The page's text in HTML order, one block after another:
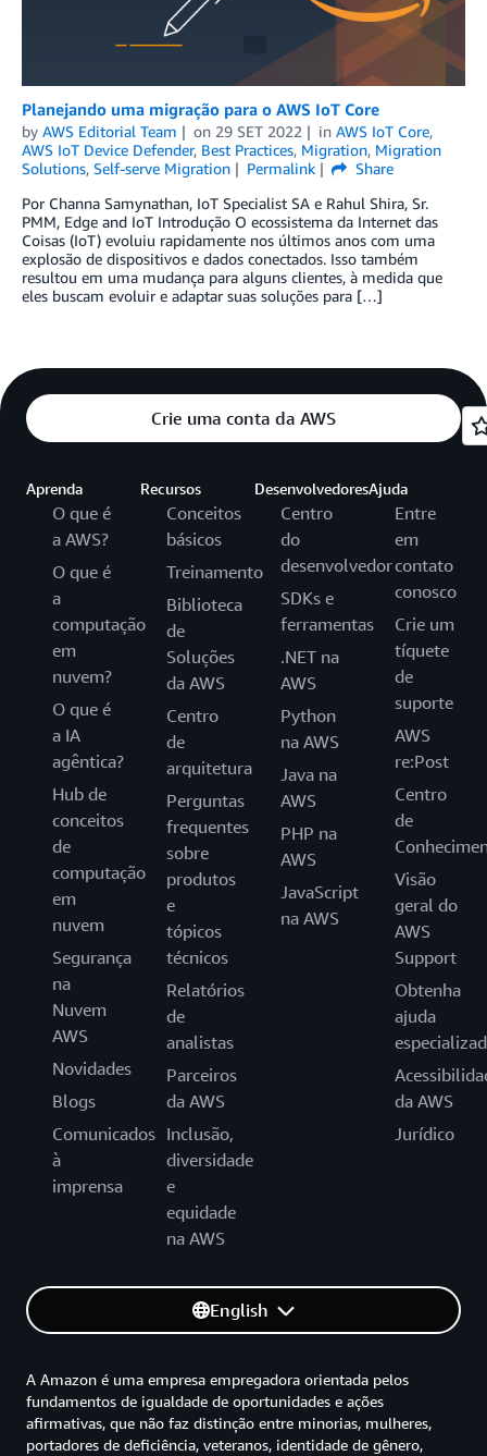
Planejando uma migração para o AWS IoT Core
by AWS Editorial Team on 29 SET 2022 in AWS IoT Core,
AWS IoT Device Defender, Best Practices, Migration, Migration
Solutions, Self-serve Migration Permalink
Share
Por Channa Samynathan, IoT Specialist SA e Rahul Shira, Sr.
PMM, Edge and IoT Introdução O ecossistema da Internet das
Coisas (IoT) evoluiu rapidamente nos últimos anos com uma
explosão de dispositivos e dados conectados. Isso também
resultou em uma mudança para alguns clientes, à medida que
eles buscam evoluir e adaptar suas soluções para […]
Crie uma conta da AWS
Aprenda
O que é
a AWS?
O que é
a
computação
em
nuvem?
O que é
a IA
agêntica?
Hub de
conceitos
de
computação
em
nuvem
Segurança
na
Nuvem
AWS
Novidades
Blogs
Comunicados
à
imprensa
Recursos
Conceitos
básicos
Treinamento
Biblioteca
de
Soluções
da AWS
Centro
de
arquitetura
Perguntas
frequentes
sobre
produtos
e
tópicos
técnicos
Relatórios
de
analistas
Parceiros
da AWS
Inclusão,
diversidade
e
equidade
na AWS
Desenvolvedores
Centro
do
desenvolvedor
SDKs e
ferramentas
.NET na
AWS
Python
na AWS
Java na
AWS
PHP na
AWS
JavaScript
na AWS
Ajuda
Entre
em
contato
conosco
Crie um
tíquete
de
suporte
AWS
re:Post
Centro
de
Visão
geral do
AWS
Support
Obtenha
ajuda
da AWS
Jurídico
English
A Amazon é uma empresa empregadora orientada pelos
fundamentos de igualdade de oportunidades e ações
afirmativas, que não faz distinção entre minorias, mulheres,
portadores de deficiência, veteranos, identidade de gênero,